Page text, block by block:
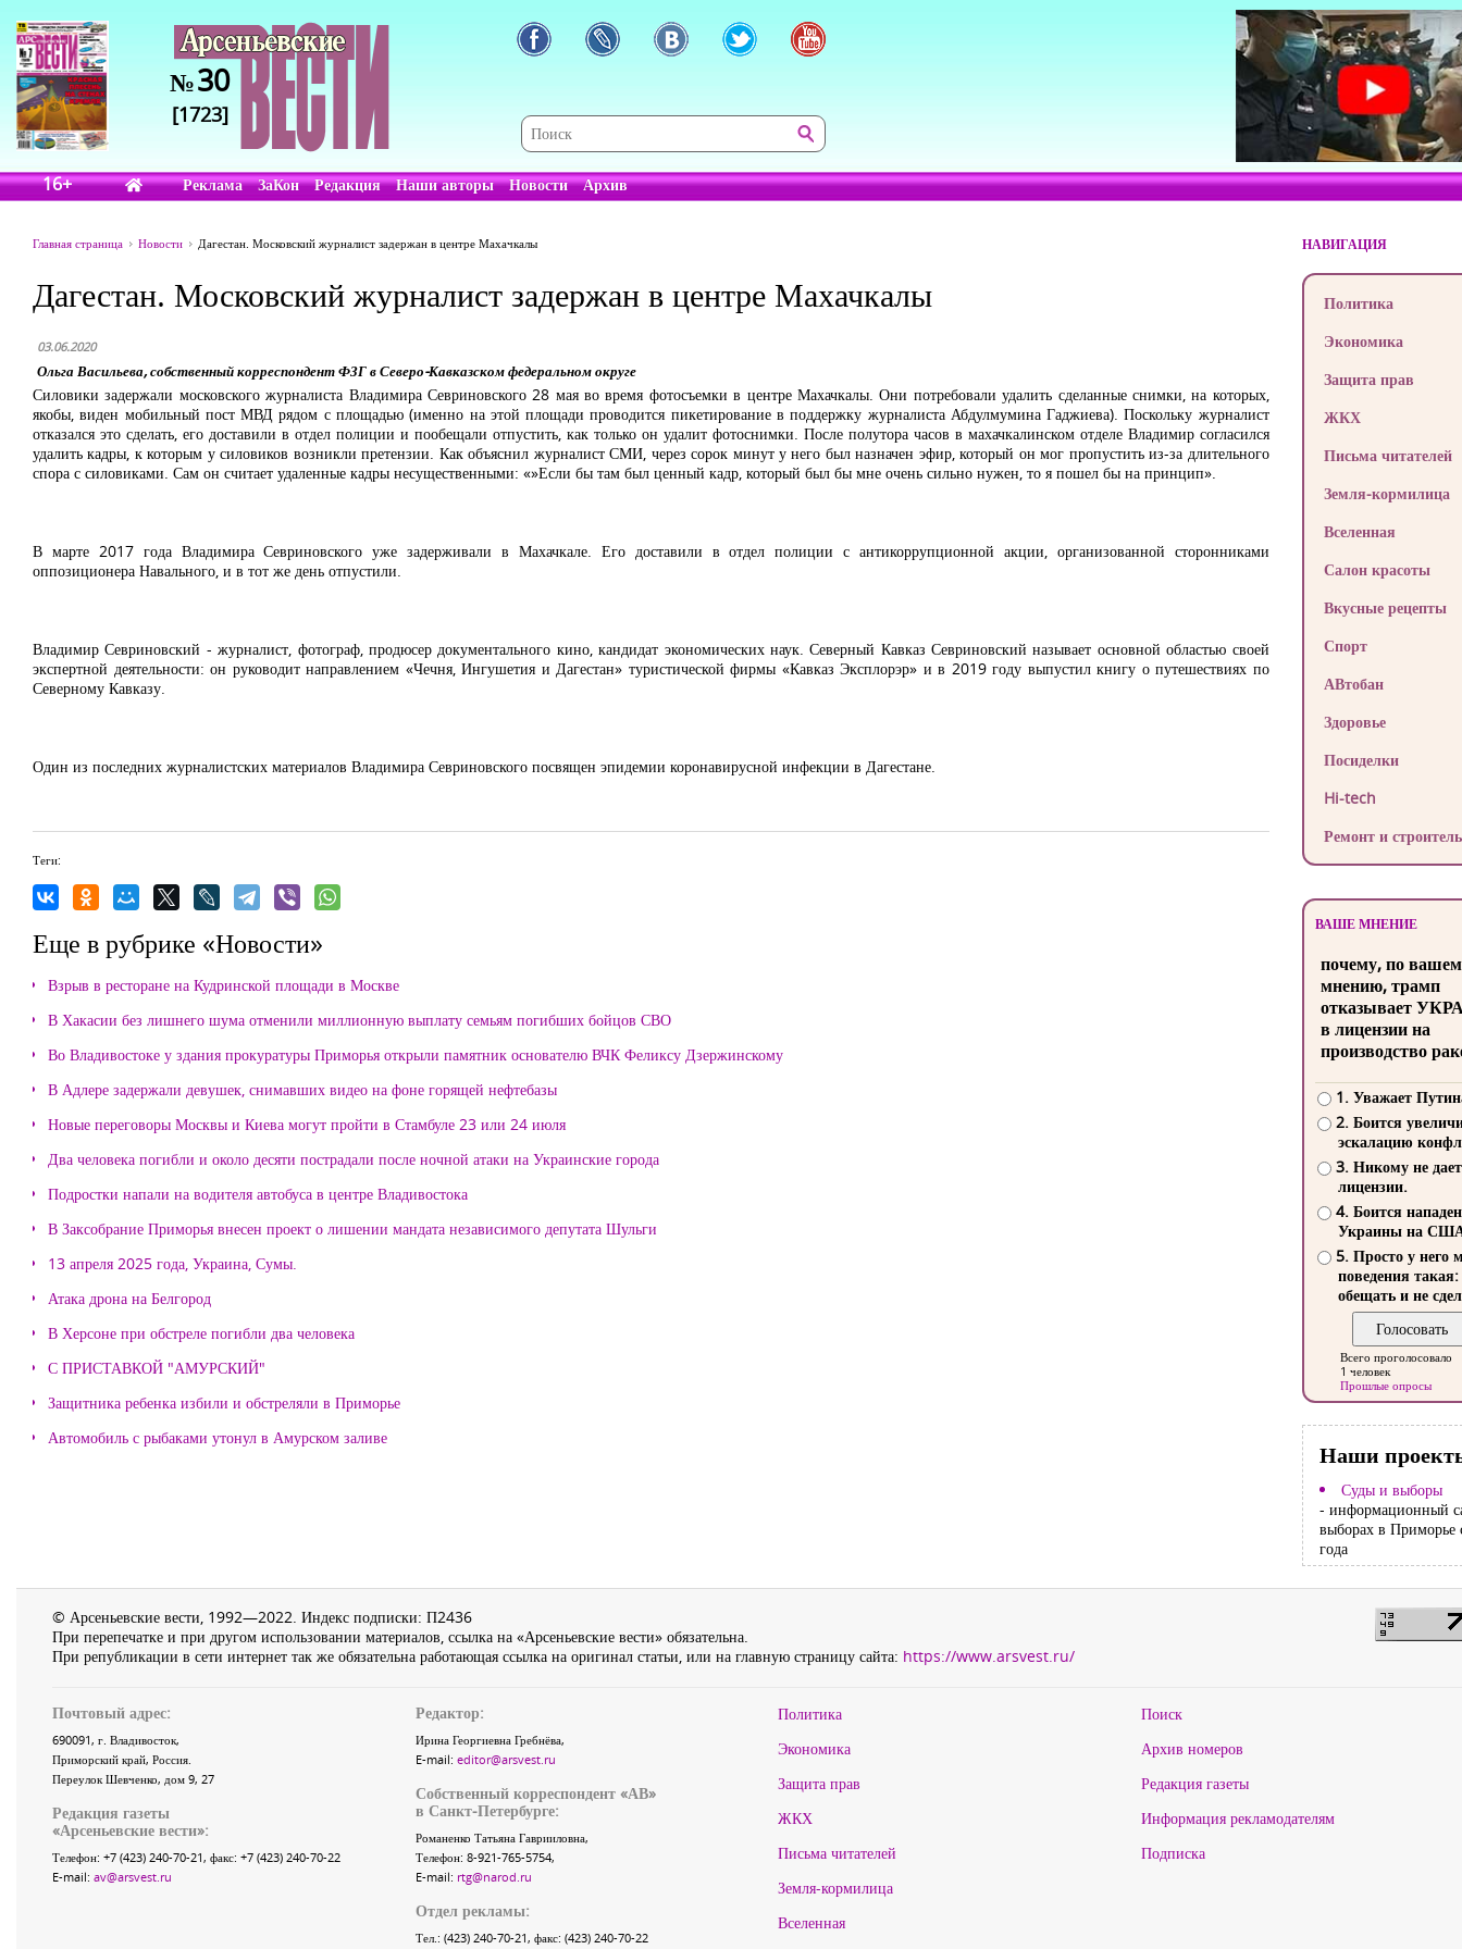
№30
[1723]
16+ Реклама ЗаКон Редакция Наши авторы Новости Архив
Главная страница Новости Дагестан. Московский журналист задержан в центре Махачкалы
Дагестан. Московский журналист задержан в центре Махачкалы
03.06.2020
Ольга Васильева, собственный корреспондент ФЗГ в Северо-Кавказском федеральном округе
Силовики задержали московского журналиста Владимира Севриновского 28 мая во время фотосъемки в центре Махачкалы. Они потребовали удалить сделанные снимки, на которых,
якобы, виден мобильный пост МВД рядом с площадью (именно на этой площади проводится пикетирование в поддержку журналиста Абдулмумина Гаджиева). Поскольку журналист
отказался это сделать, его доставили в отдел полиции и пообещали отпустить, как только он удалит фотоснимки. После полутора часов в махачкалинском отделе Владимир согласился
удалить кадры, к которым у силовиков возникли претензии. Как объяснил журналист СМИ, через сорок минут у него был назначен эфир, который он мог пропустить из-за длительного
спора с силовиками. Сам он считает удаленные кадры несущественными: «»Если бы там был ценный кадр, который был бы мне очень сильно нужен, то я пошел бы на принцип».
В марте 2017 года Владимира Севриновского уже задерживали в Махачкале. Его доставили в отдел полиции с антикоррупционной акции, организованной сторонниками
оппозиционера Навального, и в тот же день отпустили.
Владимир Севриновский - журналист, фотограф, продюсер документального кино, кандидат экономических наук. Северный Кавказ Севриновский называет основной областью своей
экспертной деятельности: он руководит направлением «Чечня, Ингушетия и Дагестан» туристической фирмы «Кавказ Эксплорэр» и в 2019 году выпустил книгу о путешествиях по
Северному Кавказу.
Один из последних журналистских материалов Владимира Севриновского посвящен эпидемии коронавирусной инфекции в Дагестане.
Теги:
Еще в рубрике «Новости»
Взрыв в ресторане на Кудринской площади в Москве
В Хакасии без лишнего шума отменили миллионную выплату семьям погибших бойцов СВО
Во Владивостоке у здания прокуратуры Приморья открыли памятник основателю ВЧК Феликсу Дзержинскому
В Адлере задержали девушек, снимавших видео на фоне горящей нефтебазы
Новые переговоры Москвы и Киева могут пройти в Стамбуле 23 или 24 июля
Два человека погибли и около десяти пострадали после ночной атаки на Украинские города
Подростки напали на водителя автобуса в центре Владивостока
В Заксобрание Приморья внесен проект о лишении мандата независимого депутата Шульги
13 апреля 2025 года, Украина, Сумы.
Атака дрона на Белгород
В Херсоне при обстреле погибли два человека
С ПРИСТАВКОЙ "АМУРСКИЙ"
Защитника ребенка избили и обстреляли в Приморье
Автомобиль с рыбаками утонул в Амурском заливе
НАВИГАЦИЯ
Политика
Экономика
Защита прав
ЖКХ
Письма читателей
Земля-кормилица
Вселенная
Салон красоты
Вкусные рецепты
Спорт
АВтобан
Здоровье
Посиделки
Hi-tech
Ремонт и
ВАШЕ МНЕНИЕ
почему, по
мнению, трамп
отказывает
в лицензии на
производство
1. Уважает
2. Боится
эскалацию
3. Никому не
лицензии.
4. Боится
Украины на
5. Просто у него
поведения такая:
обещать и не
Всего проголосовало
1 человек
Прошлые опросы
Наши
Суды и выборы
- информационный
выборах в Приморье
года
© Арсеньевские вести, 1992—2022. Индекс подписки: П2436
При перепечатке и при другом использовании материалов, ссылка на «Арсеньевские вести» обязательна.
При републикации в сети интернет так же обязательна работающая ссылка на оригинал статьи, или на главную страницу сайта: https://www.arsvest.ru/
Почтовый адрес:
690091, г. Владивосток,
Приморский край, Россия.
Переулок Шевченко, дом 9, 27
Редакция газеты
«Арсеньевские вести»:
Телефон: +7 (423) 240-70-21, факс: +7 (423) 240-70-22
E-mail: av@arsvest.ru
Редактор:
Ирина Георгиевна Гребнёва,
E-mail: editor@arsvest.ru
Собственный корреспондент «АВ»
в Санкт-Петербурге:
Романенко Татьяна Гаврииловна,
Телефон: 8-921-765-5754,
E-mail: rtg@narod.ru
Отдел рекламы:
Тел.: (423) 240-70-21, факс: (423) 240-70-22
Политика
Экономика
Защита прав
ЖКХ
Письма читателей
Земля-кормилица
Вселенная
Поиск
Архив номеров
Редакция газеты
Информация рекламодателям
Подписка